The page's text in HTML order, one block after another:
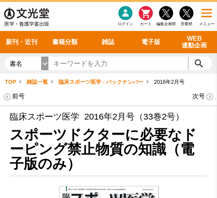
メニュー
営業部
編集企画部
カート
ログイン
新刊・近刊 書籍分類 雑誌 電子版
WEB
連動企画
感染症 老年医学
看護・介護
呼吸器
循環器
シリーズ一覧
雑誌投稿規定
理学療法
雑誌案内・年間購読 最新号 バックナンバー
電子書籍
電子雑誌
書籍「データに基づく臨床動作分析」WEB動画
書籍「眼手術学」WEB動画
書籍「神経症候学 II 改訂第二版」 WEB動画
新刊一覧
今後の発行予定
書名
TOP 雑誌一覧 臨床スポーツ医学 - バックナンバー 2016年2月号
前号 次号
臨床スポーツ医学 2016年2月号（33巻2号）
スポーツドクターに必要なド
ーピング禁止物質の知識（電
子版のみ）